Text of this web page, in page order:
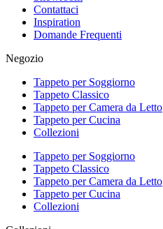
Contattaci
Inspiration
Domande Frequenti
Negozio
Tappeto per Soggiorno
Tappeto Classico
Tappeto per Camera da Letto
Tappeto per Cucina
Collezioni
Tappeto per Soggiorno
Tappeto Classico
Tappeto per Camera da Letto
Tappeto per Cucina
Collezioni